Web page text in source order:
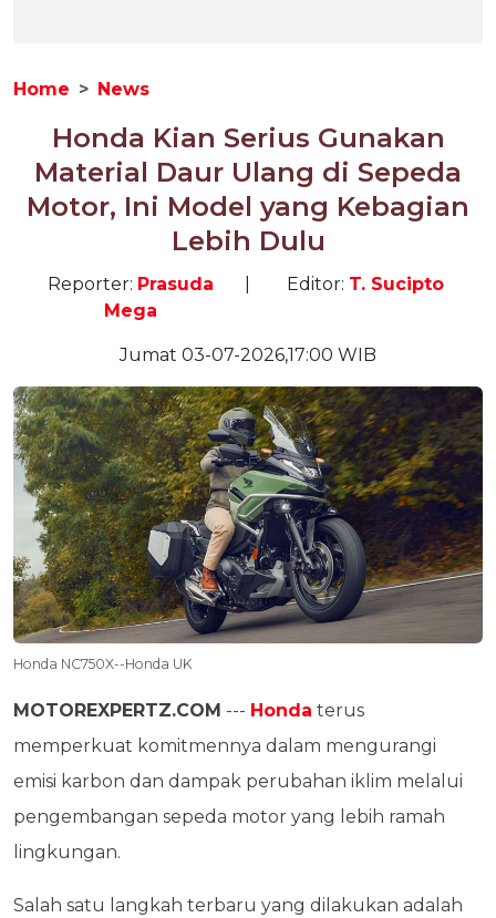
Home News
Honda Kian Serius Gunakan
Material Daur Ulang di Sepeda
Motor, Ini Model yang Kebagian
Lebih Dulu
Reporter: Prasuda
Mega
Editor: T. Sucipto
Jumat 03-07-2026,17:00 WIB
Honda NC750X--Honda UK
MOTOREXPERTZ.COM --- Honda terus
memperkuat komitmennya dalam mengurangi
emisi karbon dan dampak perubahan iklim melalui
pengembangan sepeda motor yang lebih ramah
lingkungan.
Salah satu langkah terbaru yang dilakukan adalah